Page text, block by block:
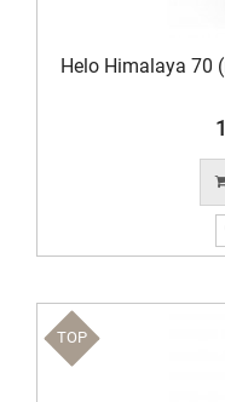
Helo Himalaya 70
TOP